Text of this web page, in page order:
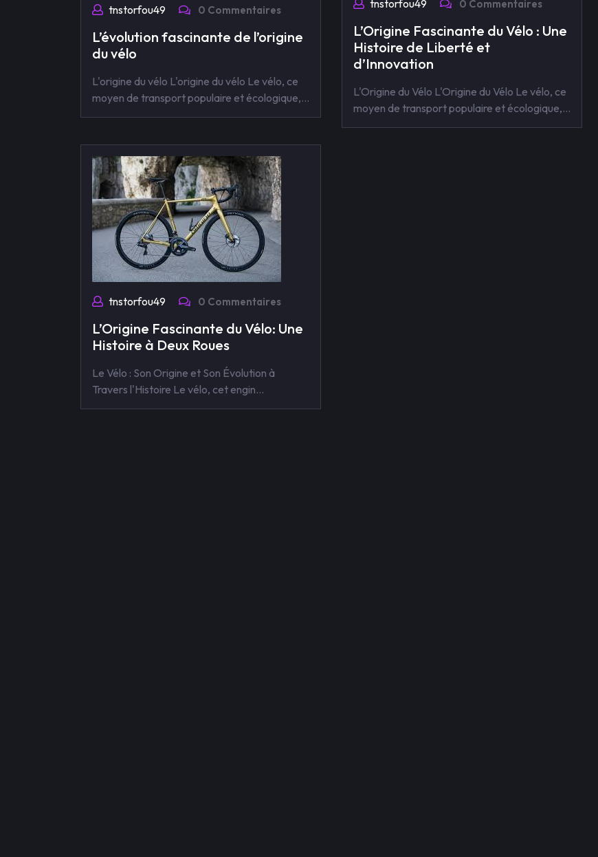
tnstorfou49 0 Commentaires
L’évolution fascinante de l’origine
du vélo
L'origine du vélo L'origine du vélo Le vélo, ce
moyen de transport populaire et écologique,…
tnstorfou49 0 Commentaires
L’Origine Fascinante du Vélo : Une
Histoire de Liberté et
d’Innovation
L'Origine du Vélo L'Origine du Vélo Le vélo, ce
moyen de transport populaire et écologique,…
tnstorfou49 0 Commentaires
L’Origine Fascinante du Vélo: Une
Histoire à Deux Roues
Le Vélo : Son Origine et Son Évolution à
Travers l'Histoire Le vélo, cet engin…